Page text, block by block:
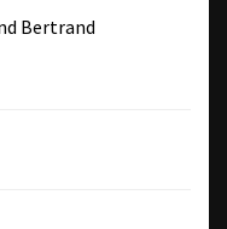
Bertrand